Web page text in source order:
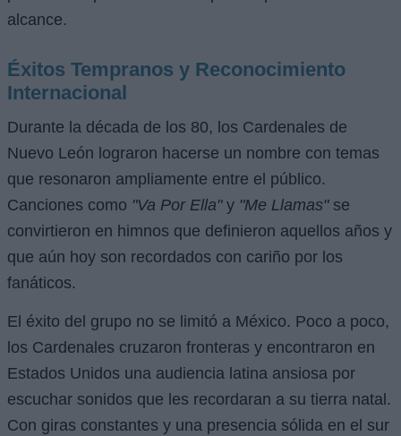
alcance.
Éxitos Tempranos y Reconocimiento
Internacional
Durante la década de los 80, los Cardenales de
Nuevo León lograron hacerse un nombre con temas
que resonaron ampliamente entre el público.
Canciones como "Va Por Ella"y "Me Llamas"se
convirtieron en himnos que definieron aquellos años y
que aún hoy son recordados con cariño por los
fanáticos.
El éxito del grupo no se limitó a México. Poco a poco,
los Cardenales cruzaron fronteras y encontraron en
Estados Unidos una audiencia latina ansiosa por
escuchar sonidos que les recordaran a su tierra natal.
Con giras constantes y una presencia sólida en el sur